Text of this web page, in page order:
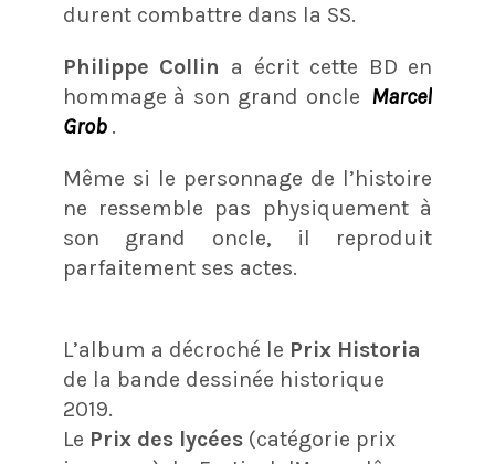
durent combattre dans la SS.
Philippe Collin a écrit cette BD en
hommage à son grand oncle Marcel
Grob .
Même si le personnage de l’histoire
ne ressemble pas physiquement à
son grand oncle, il reproduit
parfaitement ses actes.
L’album a décroché le Prix Historia
de la bande dessinée historique
2019.
Le Prix des lycées(catégorie prix